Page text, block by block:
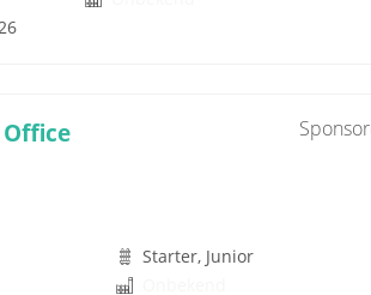
Starter, Junior